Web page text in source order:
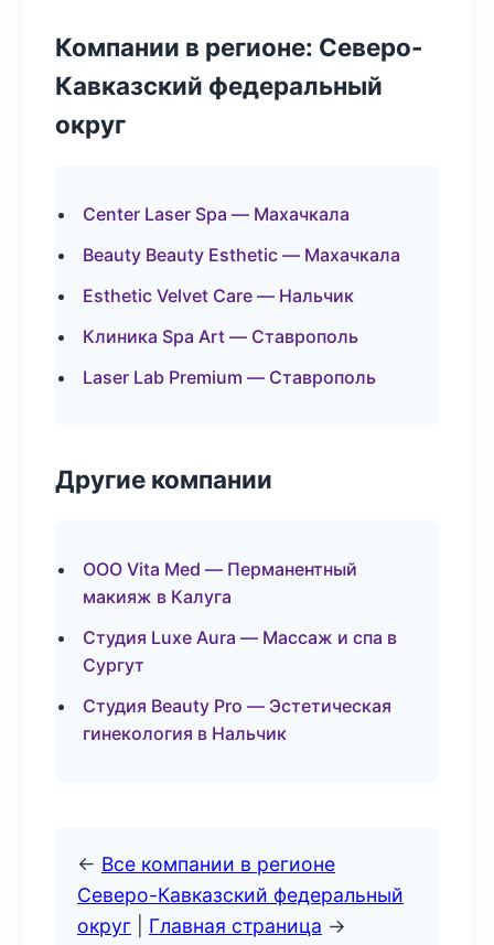
Компании в регионе: Северо-
Кавказский федеральный
округ
Center Laser Spa — Махачкала
Beauty Beauty Esthetic — Махачкала
Esthetic Velvet Care — Нальчик
Клиника Spa Art — Ставрополь
Laser Lab Premium — Ставрополь
Другие компании
ООО Vita Med — Перманентный
макияж в Калуга
Студия Luxe Aura — Массаж и спа в
Сургут
Студия Beauty Pro — Эстетическая
гинекология в Нальчик
← Все компании в регионе
Северо-Кавказский федеральный
округ
Главная страница →